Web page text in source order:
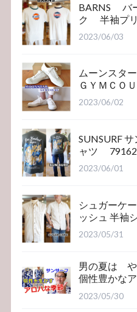
BARNS バ
ク 半袖プ
2023/06/03
ムーンスタ
ＧＹＭＣ
コート
2023/06/02
SUNSURF
ャツ 79162
2023/06/01
シュガーケ
ッシュ
2023/05/31
男の夏は や
個性豊かな
き！サンサー
2023/05/30